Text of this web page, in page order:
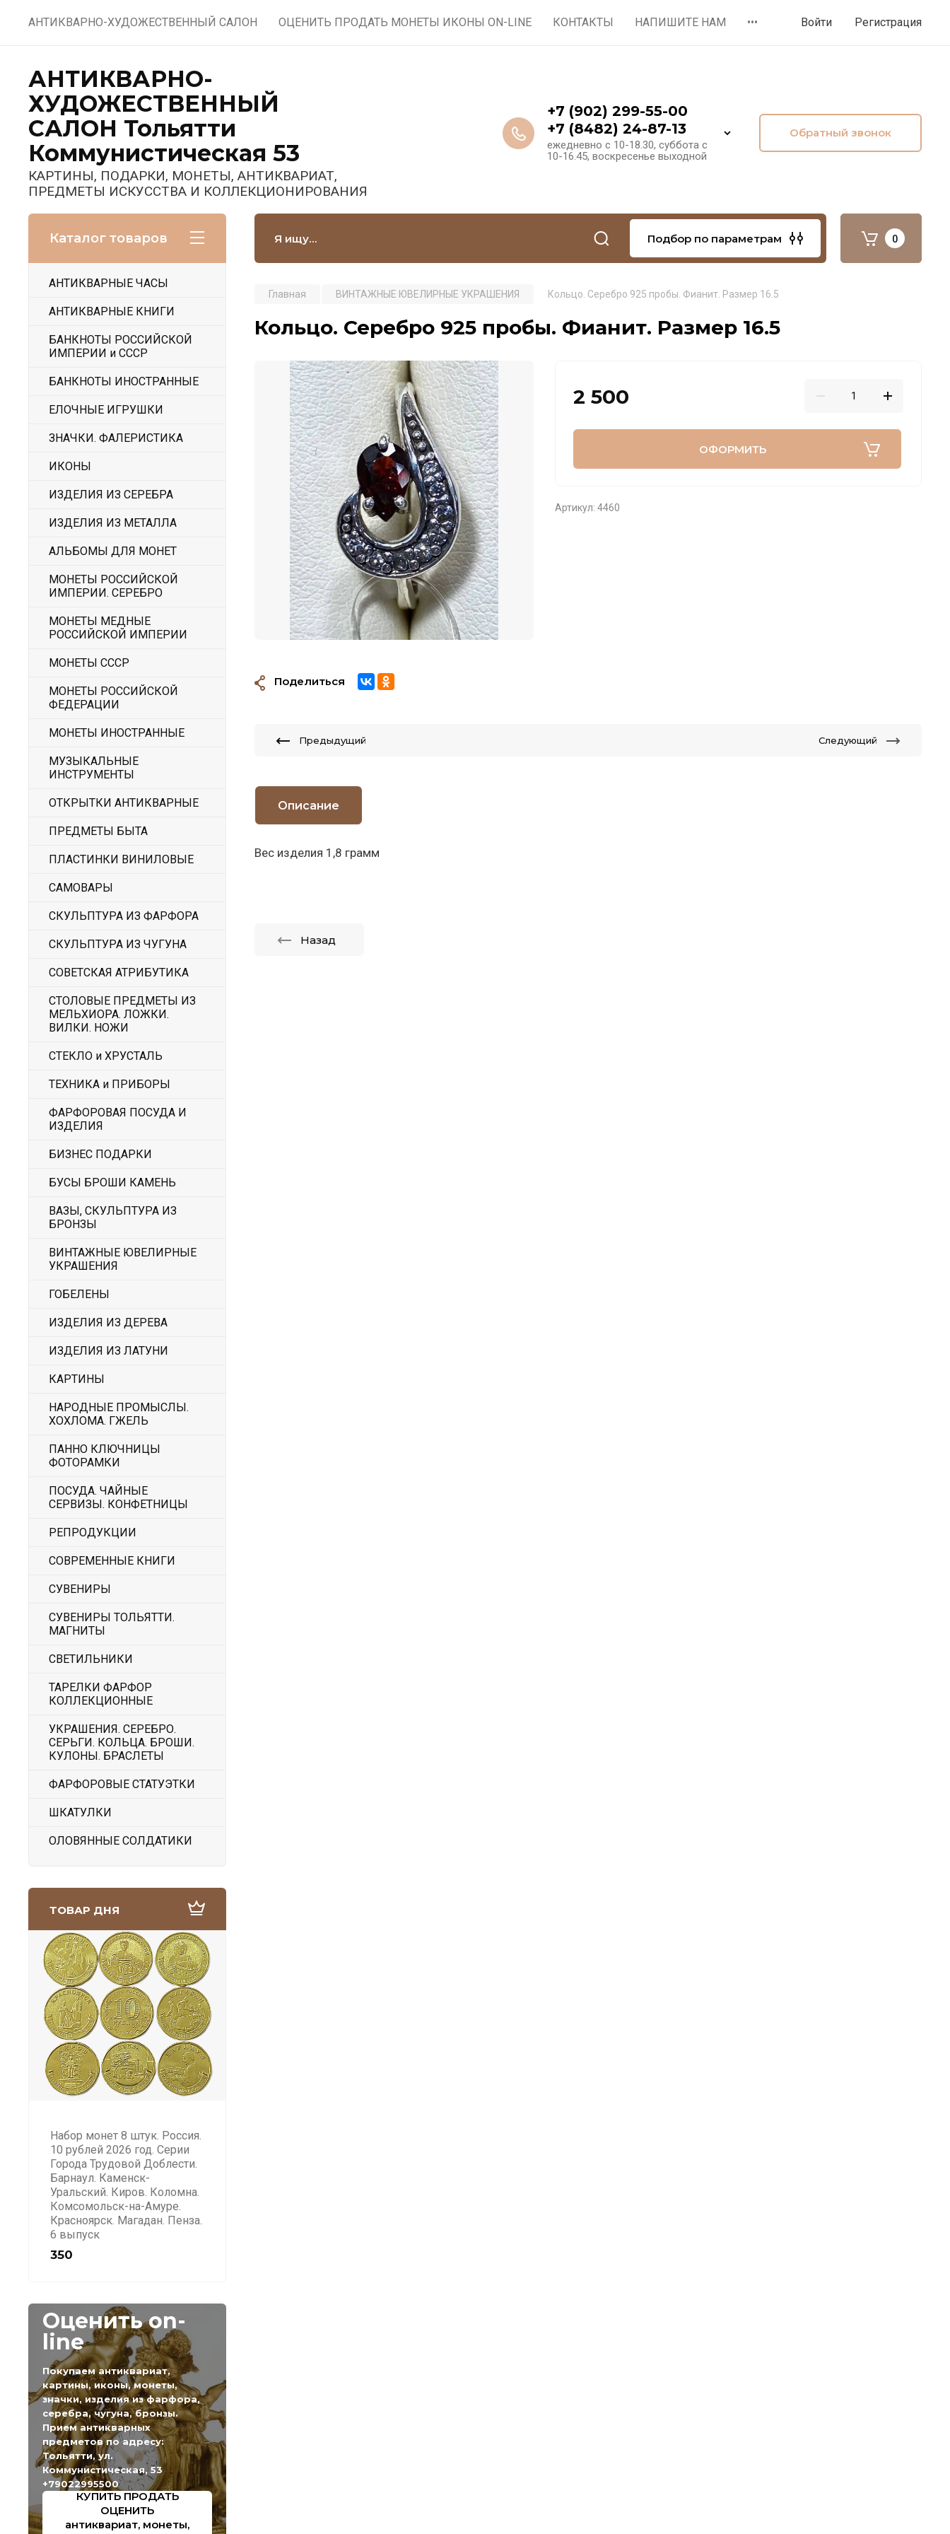
АНТИКВАРНО-ХУДОЖЕСТВЕННЫЙ САЛОН ОЦЕНИТЬ ПРОДАТЬ МОНЕТЫ ИКОНЫ ON-LINE КОНТАКТЫ НАПИШИТЕ НАМ ••• Войти Регистрация
АНТИКВАРНО-
ХУДОЖЕСТВЕННЫЙ
САЛОН Тольятти
Коммунистическая 53
КАРТИНЫ, ПОДАРКИ, МОНЕТЫ, АНТИКВАРИАТ,
ПРЕДМЕТЫ ИСКУССТВА И КОЛЛЕКЦИОНИРОВАНИЯ
+7 (902) 299-55-00
+7 (8482) 24-87-13
ежедневно с 10-18.30, суббота с
10-16.45, воскресенье выходной
Обратный звонок
Каталог товаров Подбор по параметрам 0
АНТИКВАРНЫЕ ЧАСЫ
АНТИКВАРНЫЕ КНИГИ
БАНКНОТЫ РОССИЙСКОЙ
ИМПЕРИИ и СССР
БАНКНОТЫ ИНОСТРАННЫЕ
ЕЛОЧНЫЕ ИГРУШКИ
ЗНАЧКИ. ФАЛЕРИСТИКА
ИКОНЫ
ИЗДЕЛИЯ ИЗ СЕРЕБРА
ИЗДЕЛИЯ ИЗ МЕТАЛЛА
АЛЬБОМЫ ДЛЯ МОНЕТ
МОНЕТЫ РОССИЙСКОЙ
ИМПЕРИИ. СЕРЕБРО
МОНЕТЫ МЕДНЫЕ
РОССИЙСКОЙ ИМПЕРИИ
МОНЕТЫ СССР
МОНЕТЫ РОССИЙСКОЙ
ФЕДЕРАЦИИ
МОНЕТЫ ИНОСТРАННЫЕ
МУЗЫКАЛЬНЫЕ
ИНСТРУМЕНТЫ
ОТКРЫТКИ АНТИКВАРНЫЕ
ПРЕДМЕТЫ БЫТА
ПЛАСТИНКИ ВИНИЛОВЫЕ
САМОВАРЫ
СКУЛЬПТУРА ИЗ ФАРФОРА
СКУЛЬПТУРА ИЗ ЧУГУНА
СОВЕТСКАЯ АТРИБУТИКА
СТОЛОВЫЕ ПРЕДМЕТЫ ИЗ
МЕЛЬХИОРА. ЛОЖКИ.
ВИЛКИ. НОЖИ
СТЕКЛО и ХРУСТАЛЬ
ТЕХНИКА и ПРИБОРЫ
ФАРФОРОВАЯ ПОСУДА И
ИЗДЕЛИЯ
БИЗНЕС ПОДАРКИ
БУСЫ БРОШИ КАМЕНЬ
ВАЗЫ, СКУЛЬПТУРА ИЗ
БРОНЗЫ
ВИНТАЖНЫЕ ЮВЕЛИРНЫЕ
УКРАШЕНИЯ
ГОБЕЛЕНЫ
ИЗДЕЛИЯ ИЗ ДЕРЕВА
ИЗДЕЛИЯ ИЗ ЛАТУНИ
КАРТИНЫ
НАРОДНЫЕ ПРОМЫСЛЫ.
ХОХЛОМА. ГЖЕЛЬ
ПАННО КЛЮЧНИЦЫ
ФОТОРАМКИ
ПОСУДА. ЧАЙНЫЕ
СЕРВИЗЫ. КОНФЕТНИЦЫ
РЕПРОДУКЦИИ
СОВРЕМЕННЫЕ КНИГИ
СУВЕНИРЫ
СУВЕНИРЫ ТОЛЬЯТТИ.
МАГНИТЫ
СВЕТИЛЬНИКИ
ТАРЕЛКИ ФАРФОР
КОЛЛЕКЦИОННЫЕ
УКРАШЕНИЯ. СЕРЕБРО.
СЕРЬГИ. КОЛЬЦА. БРОШИ.
КУЛОНЫ. БРАСЛЕТЫ
ФАРФОРОВЫЕ СТАТУЭТКИ
ШКАТУЛКИ
ОЛОВЯННЫЕ СОЛДАТИКИ
ТОВАР ДНЯ
Набор монет 8 штук. Россия.
10 рублей 2026 год. Серии
Города Трудовой Доблести.
Барнаул. Каменск-
Уральский. Киров. Коломна.
Комсомольск-на-Амуре.
Красноярск. Магадан. Пенза.
6 выпуск
350
Оценить on-
line
Покупаем антиквариат,
картины, иконы, монеты,
значки, изделия из фарфора,
серебра, чугуна, бронзы.
Прием антикварных
предметов по адресу:
Тольятти, ул.
Коммунистическая, 53
+79022995500
КУПИТЬ ПРОДАТЬ
ОЦЕНИТЬ
антиквариат, монеты,
Главная ВИНТАЖНЫЕ ЮВЕЛИРНЫЕ УКРАШЕНИЯ Кольцо. Серебро 925 пробы. Фианит. Размер 16.5
Кольцо. Серебро 925 пробы. Фианит. Размер 16.5
2 500
ОФОРМИТЬ
Артикул: 4460
Поделиться
Предыдущий Следующий
Описание
Вес изделия 1,8 грамм
Назад